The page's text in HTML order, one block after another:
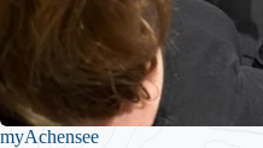
myAchensee